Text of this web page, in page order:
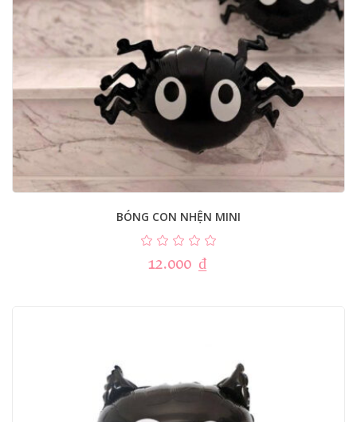
BÓNG CON NHỆN MINI
12.000 ₫